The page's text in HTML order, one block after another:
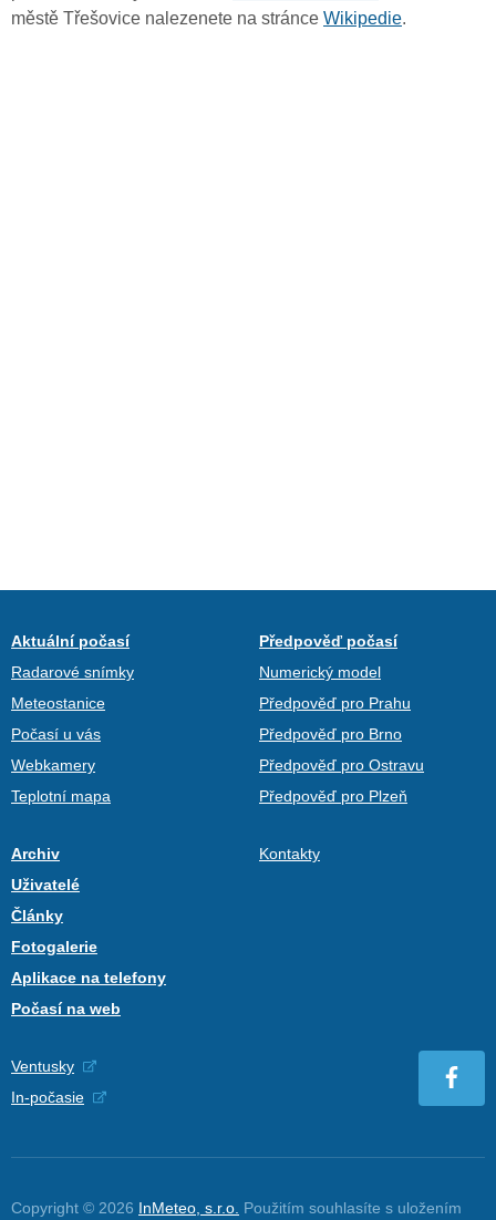
městě Třešovice nalezenete na stránce Wikipedie.
Aktuální počasí
Radarové snímky
Meteostanice
Počasí u vás
Webkamery
Teplotní mapa
Předpověď počasí
Numerický model
Předpověď pro Prahu
Předpověď pro Brno
Předpověď pro Ostravu
Předpověď pro Plzeň
Archiv
Uživatelé
Články
Fotogalerie
Aplikace na telefony
Počasí na web
Kontakty
Ventusky
In-počasie
Copyright © 2026 InMeteo, s.r.o. Použitím souhlasíte s uložením